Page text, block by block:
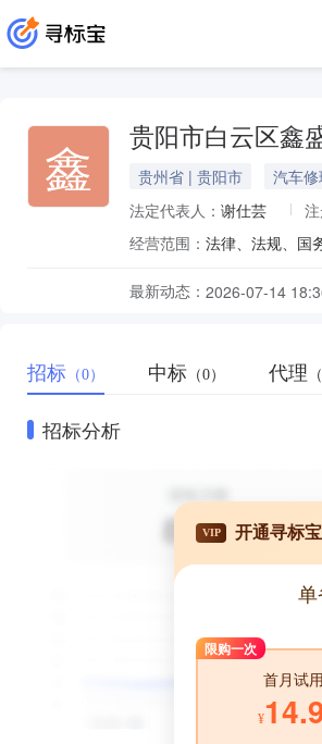
鑫 贵阳市白云区鑫
贵州省 | 贵阳市 汽车
法定代表人： 谢仕芸
经营范围：
最新动态： 2026-07-14
招标 （0） 中标 （0） 代理
招标分析
VIP 开通寻标
限购一次
首月试用
¥